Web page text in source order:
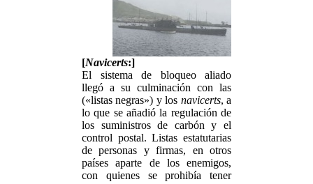
[Navicerts:]
El sistema de bloqueo aliado
llegó a su culminación con las
(«listas negras») y los navicerts, a
lo que se añadió la regulación de
los suministros de carbón y el
control postal. Listas estatutarias
de personas y firmas, en otros
países aparte de los enemigos,
con quienes se prohibía tener